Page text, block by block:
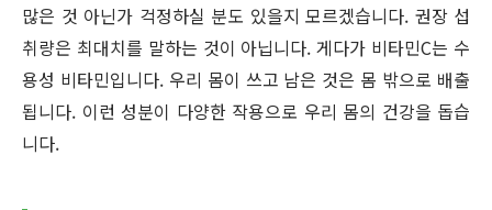
많은 것 아닌가 걱정하실 분도 있을지 모르겠습니다. 권장 섭
취량은 최대치를 말하는 것이 아닙니다. 게다가 비타민C는 수
용성 비타민입니다. 우리 몸이 쓰고 남은 것은 몸 밖으로 배출
됩니다. 이런 성분이 다양한 작용으로 우리 몸의 건강을 돕습
니다.